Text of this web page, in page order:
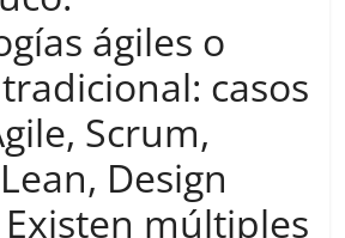
ágiles o
casos
Scrum,
Design
múltiples